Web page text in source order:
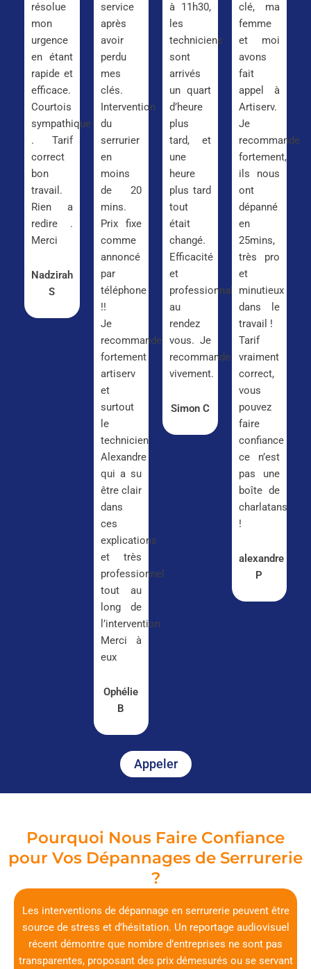
résolue
mon
urgence
en étant
rapide et
efficace.
Courtois
sympathique
. Tarif
correct
bon
travail.
Rien a
redire .
Merci
Nadzirah
S
service
après
avoir
perdu
mes
clés.
Intervention
du
serrurier
en
moins
de 20
mins.
Prix fixe
comme
annoncé
par
téléphone
!!
Je
recommande
fortement
artiserv
et
surtout
le
technicien
Alexandre
qui a su
être clair
dans
ces
explications
et très
professionnel
tout au
long de
l’intervention.
Merci à
eux
Ophélie
B
à 11h30,
les
techniciens
sont
arrivés
un quart
d’heure
plus
tard, et
une
heure
plus tard
tout
était
changé.
Efficacité
et
professionnalisme
au
rendez
vous. Je
recommande
vivement.
Simon C
clé, ma
femme
et moi
avons
fait
appel à
Artiserv.
Je
recommande
fortement,
ils nous
ont
dépanné
en
25mins,
très pro
et
minutieux
dans le
travail !
Tarif
vraiment
correct,
vous
pouvez
faire
confiance
ce n’est
pas une
boîte de
charlatans
!
alexandre
P
Appeler
Pourquoi Nous Faire Confiance
pour Vos Dépannages de Serrurerie
?
Les interventions de dépannage en serrurerie peuvent être
source de stress et d’hésitation. Un reportage audiovisuel
récent démontre que nombre d’entreprises ne sont pas
transparentes, proposant des prix démesurés ou se servant